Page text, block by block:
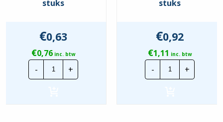
stuks
€0,63
€0,76inc. btw
-
CTie
100x2.5mm
Standaard
+
stuks
€0,92
€1,11 inc. btw
-
CTie
160x2.5mm
Standaard
+